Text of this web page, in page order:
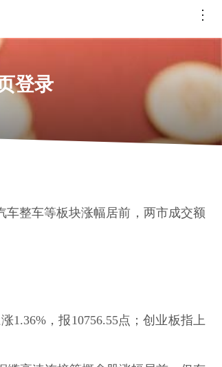
登录
车整车等板块涨幅居前，两市成交额
1.36%，报10756.55点；创业板指上